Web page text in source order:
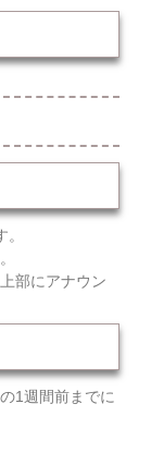
部にアナウン
1週間前までに